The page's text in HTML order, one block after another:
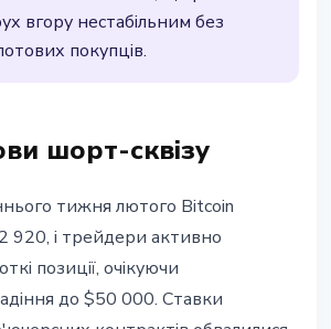
вгору нестабільним без
покупців.
шорт-сквізу
тижня лютого Bitcoin
920, і трейдери активно
позиції, очікуючи
до $50 000. Ставки